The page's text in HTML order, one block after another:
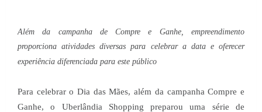
Além da campanha de Compre e Ganhe, empreendimento
proporciona atividades diversas para celebrar a data e oferecer
experiência diferenciada para este público
Para celebrar o Dia das Mães, além da campanha Compre e
Ganhe, o Uberlândia Shopping preparou uma série de